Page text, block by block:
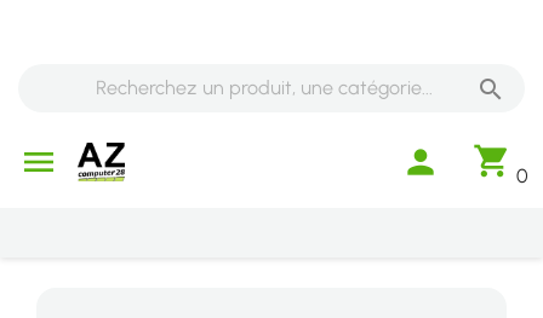

 shopping_cart 0
person